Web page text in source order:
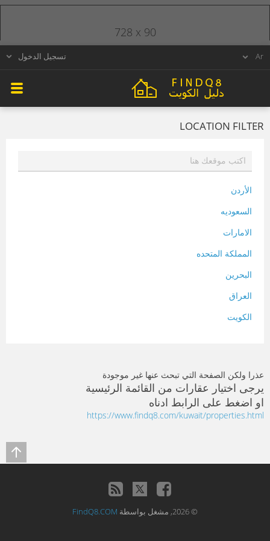
تسجيل الدخول
LOCATION FILTER
الأردن
السعوديه
الامارات
المملكة المتحده
البحرين
العراق
الكويت
سلطنة عمان
فلسطين
قطر
تونس
عذرا ولكن الصفحة التي تبحث عنها غير موجودة
يرجى اختيار عقارات من القائمة الرئيسية
او اضغط على الرابط ادناه
https://www.findq8.com/kuwait/properties.html
728 x 90
© 2026, مشغل بواسطة FindQ8.COM